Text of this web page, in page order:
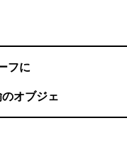
フに
オブジェ